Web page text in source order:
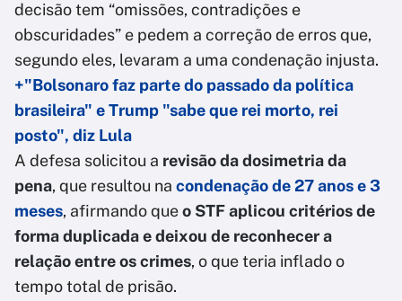
decisão tem “omissões, contradições e
obscuridades” e pedem a correção de erros que,
segundo eles, levaram a uma condenação injusta.
+"Bolsonaro faz parte do passado da política
brasileira" e Trump "sabe que rei morto, rei
posto", diz Lula
A defesa solicitou a revisão da dosimetria da
pena, que resultou na condenação de 27 anos e 3
meses, afirmando queo STF aplicou critérios de
forma duplicada e deixou de reconhecer a
relação entre os crimes, o que teria inflado o
tempo total de prisão.